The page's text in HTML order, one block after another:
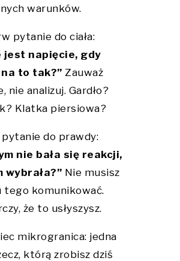
warunków.
pytanie do ciała:
jest napięcie, gdy
na to tak?” Zauważ
nie analizuj. Gardło?
Klatka piersiowa?
do prawdy:
nie bała się reakcji,
wybrała?” Nie musisz
tego komunikować.
że to usłyszysz.
mikrogranica: jedna
którą zrobisz dziś